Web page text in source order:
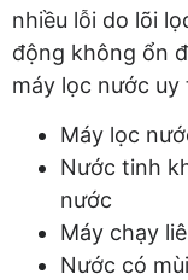
nhiều lỗi do lõi
động không ổn
máy lọc nước uy
Máy lọc
Nước tinh
nước
Máy chạy
Nước có